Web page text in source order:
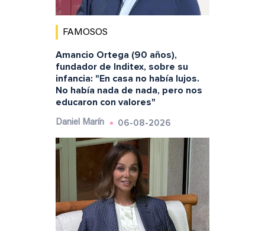
FAMOSOS
Amancio Ortega (90 años),
fundador de Inditex, sobre su
infancia: "En casa no había lujos.
No había nada de nada, pero nos
educaron con valores"
Daniel Marín 06-08-2026